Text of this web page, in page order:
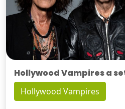
Hollywood Vampires a
Hollywood Vampires